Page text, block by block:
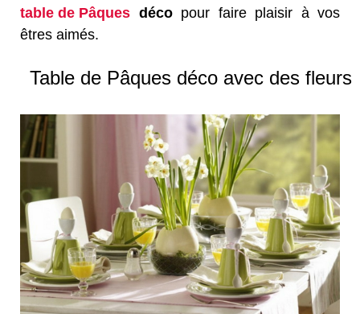
table de Pâques décopour faire plaisir à vos
êtres aimés.
Table de Pâques déco avec des fleurs